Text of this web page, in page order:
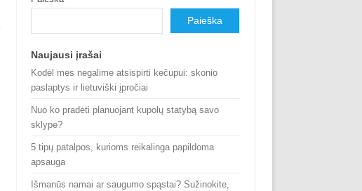
Paieška
Naujausi įrašai
Kodėl mes negalime atsispirti kečupui: skonio
paslaptys ir lietuviški įpročiai
Nuo ko pradėti planuojant kupolų statybą savo
sklype?
5 tipų patalpos, kurioms reikalinga papildoma
apsauga
Išmanūs namai ar saugumo spąstai? Sužinokite,